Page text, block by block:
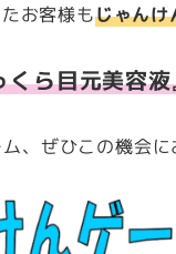
お客様もじゃんけ
くら目元美容
、ぜひこの機会